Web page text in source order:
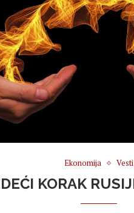
Ekonomija Vesti
KORAK